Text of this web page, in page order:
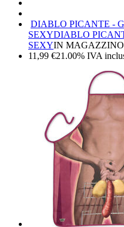
DIABLO PICANTE -
SEXYDIABLO
SEXYIN MAGAZZINO
11,99 €21.00% IVA